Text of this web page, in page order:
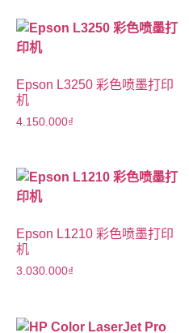
Epson L3250 彩色喷墨打印
机
4.150.000₫
Epson L1210 彩色喷墨打印
机
3.030.000₫